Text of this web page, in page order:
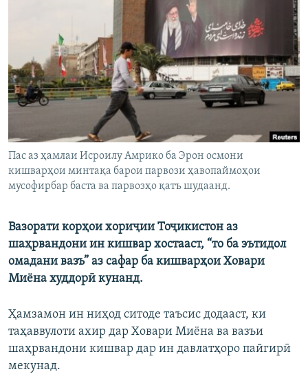
ПАЙГИРӢ КУНЕД
Ҳамаи сомонаҳои RFE/RL
Пас аз ҳамлаи Исроилу Амрико ба Эрон оcмони
кишварҳои минтақа барои парвози ҳавопаймоҳои
мусофирбар баста ва парвозҳо қатъ шудаанд.
Вазорати корҳои хориҷии Тоҷикистон аз
шаҳрвандони ин кишвар хостааст, “то ба эътидол
омадани вазъ” аз сафар ба кишварҳои Ховари
Миёна худдорӣ кунанд.
Ҳамзамон ин ниҳод ситоде таъсис додааст, ки
таҳаввулоти ахир дар Ховари Миёна ва вазъи
шаҳрвандони кишвар дар ин давлатҳоро пайгирӣ
мекунад.